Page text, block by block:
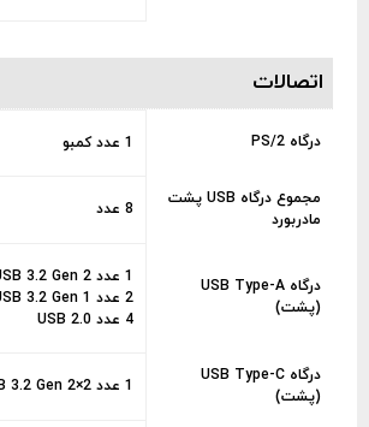
اتصالات
درگاه PS/2 1 عدد کمبو
مجموع درگاه USB پشت
مادربورد
8 عدد
درگاه USB Type-A
(پشت)
1 عدد USB 3.2 Gen 2
2 عدد USB 3.2 Gen 1
4 عدد USB 2.0
درگاه USB Type-C
(پشت)
1 عدد USB 3.2 Gen 2×2